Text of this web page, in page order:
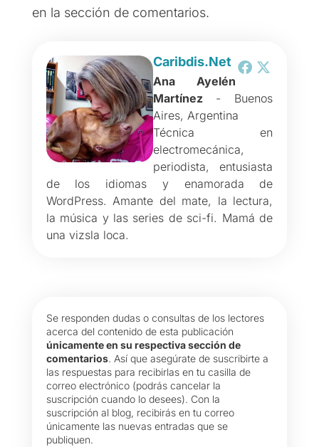
en la sección de comentarios.
Caribdis.Net
Ana Ayelén
Martínez- Buenos
Aires, Argentina
Técnica en
electromecánica,
periodista, entusiasta
de los idiomas y enamorada de
WordPress. Amante del mate, la lectura,
la música y las series de sci-fi. Mamá de
una vizsla loca.
Se responden dudas o consultas de los lectores
acerca del contenido de esta publicación
únicamente en su respectiva sección de
comentarios. Así que asegúrate de suscribirte a
las respuestas para recibirlas en tu casilla de
correo electrónico (podrás cancelar la
suscripción cuando lo desees). Con la
suscripción al blog, recibirás en tu correo
únicamente las nuevas entradas que se
publiquen.